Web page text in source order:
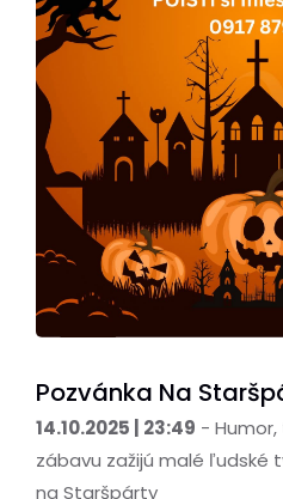
Pozvánka Na
14.10.2025 | 23:49 -
zábavu zažijú malé ľudské
na Staršpárty